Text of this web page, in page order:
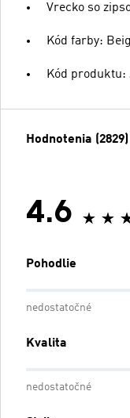
Vrecko so
Kód farby:
Kód produktu:
Hodnotenia (2829)
4.6
Pohodlie
nedostatočné
Kvalita
nedostatočné